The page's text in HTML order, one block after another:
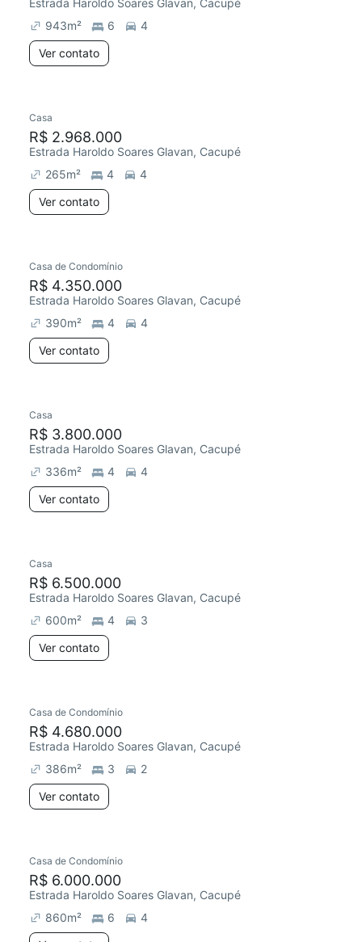
Estrada Haroldo Soares Glavan, Cacupé
943m² 6
4
Ver contato
Casa
R$ 2.968.000
Estrada Haroldo Soares Glavan, Cacupé
265m² 4
4
Ver contato
Casa de Condomínio
R$ 4.350.000
Estrada Haroldo Soares Glavan, Cacupé
390m² 4
4
Ver contato
Casa
R$ 3.800.000
Estrada Haroldo Soares Glavan, Cacupé
336m² 4
4
Ver contato
Casa
R$ 6.500.000
Estrada Haroldo Soares Glavan, Cacupé
600m² 4
3
Ver contato
Casa de Condomínio
R$ 4.680.000
Estrada Haroldo Soares Glavan, Cacupé
386m² 3
2
Ver contato
Casa de Condomínio
R$ 6.000.000
Estrada Haroldo Soares Glavan, Cacupé
860m² 6
4